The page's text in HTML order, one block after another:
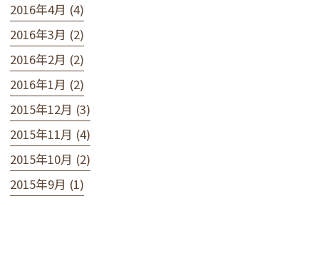
2016年4月 (4)
2016年3月 (2)
2016年2月 (2)
2016年1月 (2)
2015年12月 (3)
2015年11月 (4)
2015年10月 (2)
2015年9月 (1)